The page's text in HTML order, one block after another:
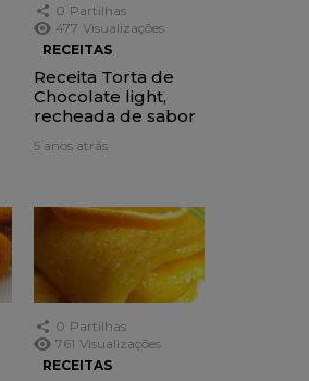
0 Partilhas
477 Visualizações
RECEITAS
Receita Torta de
Chocolate light,
recheada de sabor
5 anos atrás
0 Partilhas
761 Visualizações
RECEITAS